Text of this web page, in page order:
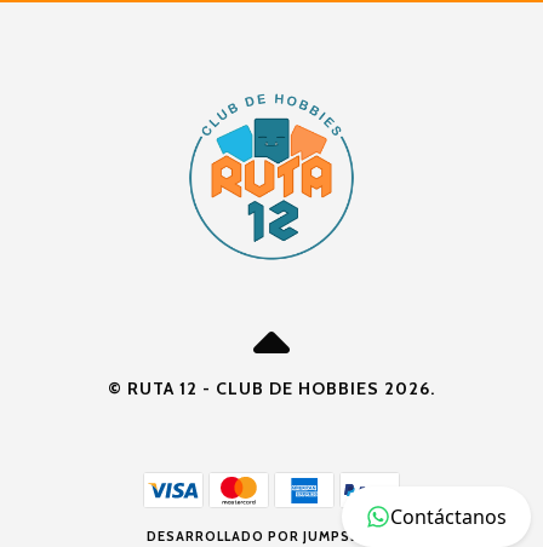
© RUTA 12 - CLUB DE HOBBIES 2026.
DESARROLLADO POR JUMPSELLER
Contáctanos